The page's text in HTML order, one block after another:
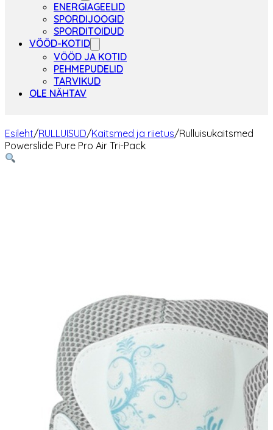
ENERGIAGEELID
SPORDIJOOGID
SPORDITOIDUD
VÖÖD-KOTID
VÖÖD JA KOTID
PEHMEPUDELID
TARVIKUD
OLE NÄHTAV
Esileht/RULLUISUD/Kaitsmed ja riietus/Rulluisukaitsmed
Powerslide Pure Pro Air Tri-Pack